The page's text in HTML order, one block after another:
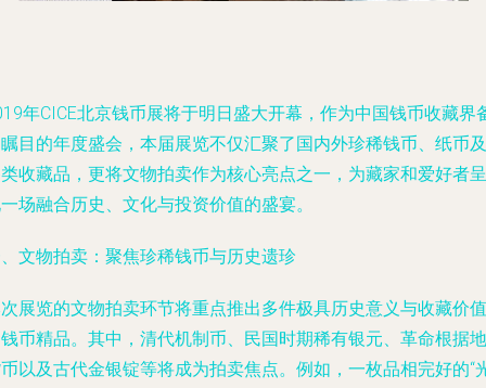
年CICE北京钱币展将于明日盛大开幕，作为中国钱币收藏界
目的年度盛会，本届展览不仅汇聚了国内外珍稀钱币、纸币及
收藏品，更将文物拍卖作为核心亮点之一，为藏家和爱好者呈
场融合历史、文化与投资价值的盛宴。
文物拍卖：聚焦珍稀钱币与历史遗珍
展览的文物拍卖环节将重点推出多件极具历史意义与收藏价值
币精品。其中，清代机制币、民国时期稀有银元、革命根据地
以及古代金银锭等将成为拍卖焦点。例如，一枚品相完好的“